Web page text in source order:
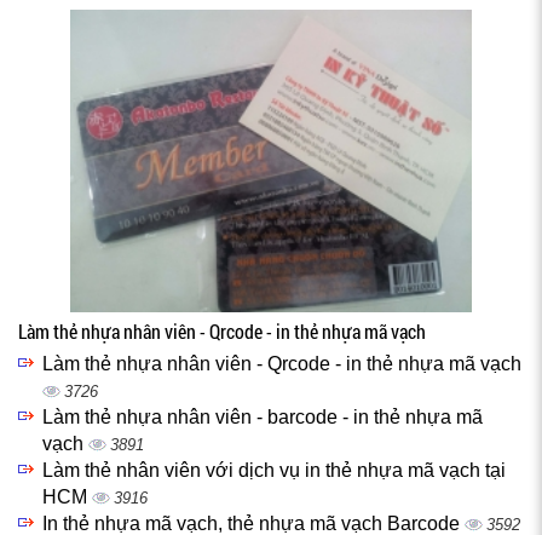
Làm thẻ nhựa nhân viên - Qrcode - in thẻ nhựa mã vạch
Làm thẻ nhựa nhân viên - Qrcode - in thẻ nhựa mã vạch
3726
Làm thẻ nhựa nhân viên - barcode - in thẻ nhựa mã
vạch
3891
Làm thẻ nhân viên với dịch vụ in thẻ nhựa mã vạch tại
HCM
3916
In thẻ nhựa mã vạch, thẻ nhựa mã vạch Barcode 3592